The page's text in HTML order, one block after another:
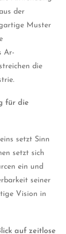
der
Muster
Ar-
die
für die
setzt Sinn
setzt sich
ein und
seiner
Vision in
auf zeitlose